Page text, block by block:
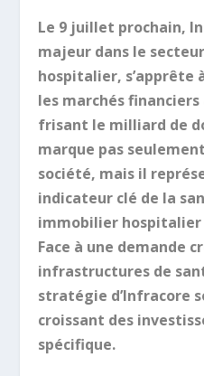
Le 9 juillet prochain,
majeur dans le
hospitalier, s’apprête
les marchés
frisant le milliard de
marque pas
société, mais il
indicateur clé de la
immobilier hospitalier
Face à une demande
infrastructures de
stratégie d’Infracore
croissant des
spécifique.